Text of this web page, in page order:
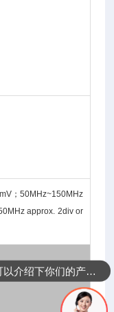
；50MHz~150MHz
approx. 2div or
可以介绍下你们的产品么
你们是怎么收费的呢